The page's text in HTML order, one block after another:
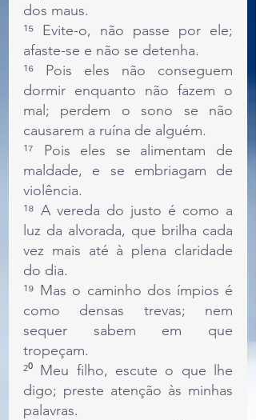
dos maus.
¹⁵ Evite-o, não passe por ele;
afaste-se e não se detenha.
¹⁶ Pois eles não conseguem
dormir enquanto não fazem o
mal; perdem o sono se não
causarem a ruína de alguém.
¹⁷ Pois eles se alimentam de
maldade, e se embriagam de
violência.
¹⁸ A vereda do justo é como a
luz da alvorada, que brilha cada
vez mais até à plena claridade
do dia.
¹⁹ Mas o caminho dos ímpios é
como densas trevas; nem
sequer sabem em que
tropeçam.
²⁰ Meu filho, escute o que lhe
digo; preste atenção às minhas
palavras.